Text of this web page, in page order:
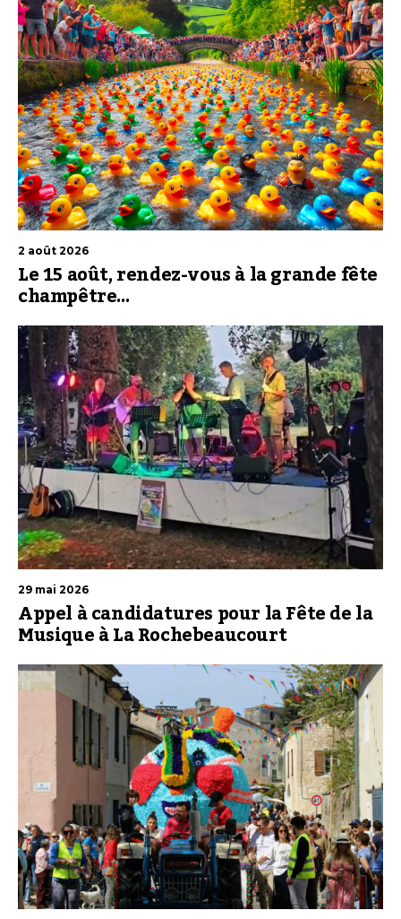
2 août 2026
Le 15 août, rendez-vous à la grande fête
champêtre…
29 mai 2026
Appel à candidatures pour la Fête de la
Musique à La Rochebeaucourt